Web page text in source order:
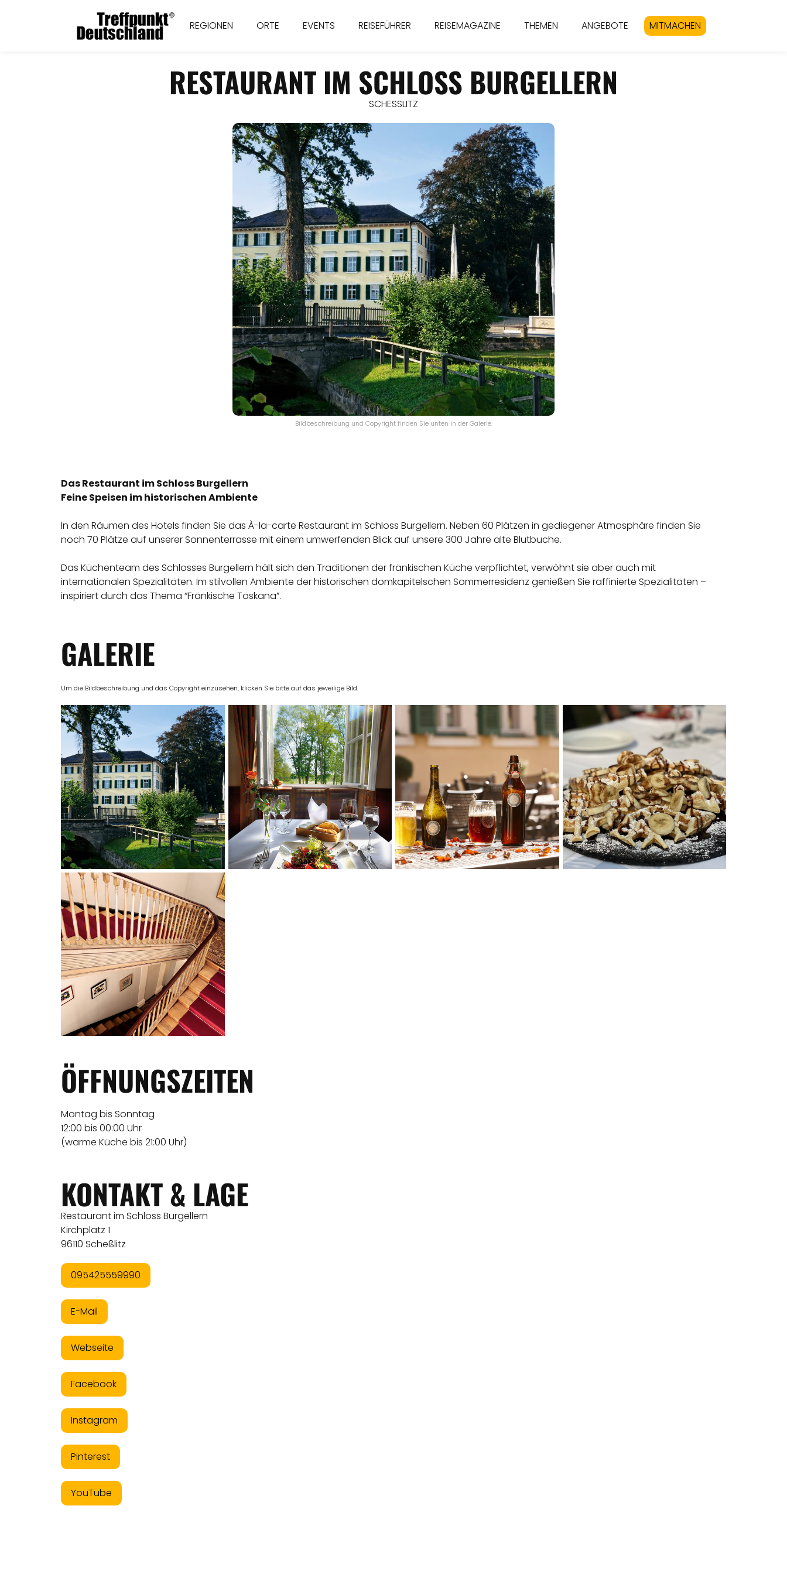
REGIONEN ORTE EVENTS REISEFÜHRER REISEMAGAZINE THEMEN ANGEBOTE MITMACHEN
RESTAURANT IM SCHLOSS BURGELLERN
SCHESSLITZ
Bildbeschreibung und Copyright finden Sie unten in der Galerie.
Das Restaurant im Schloss Burgellern
Feine Speisen im historischen Ambiente
In den Räumen des Hotels finden Sie das À-la-carte Restaurant im Schloss Burgellern. Neben 60 Plätzen in gediegener Atmosphäre finden Sie
noch 70 Plätze auf unserer Sonnenterrasse mit einem umwerfenden Blick auf unsere 300 Jahre alte Blutbuche.
Das Küchenteam des Schlosses Burgellern hält sich den Traditionen der fränkischen Küche verpflichtet, verwöhnt sie aber auch mit
internationalen Spezialitäten. Im stilvollen Ambiente der historischen domkapitelschen Sommerresidenz genießen Sie raffinierte Spezialitäten –
inspiriert durch das Thema “Fränkische Toskana”.
GALERIE
Um die Bildbeschreibung und das Copyright einzusehen, klicken Sie bitte auf das jeweilige Bild.
ÖFFNUNGSZEITEN
Montag bis Sonntag
12:00 bis 00:00 Uhr
(warme Küche bis 21:00 Uhr)
KONTAKT & LAGE
Restaurant im Schloss Burgellern
Kirchplatz 1
96110 Scheßlitz
095425559990
E-Mail
Webseite
Facebook
Instagram
Pinterest
YouTube